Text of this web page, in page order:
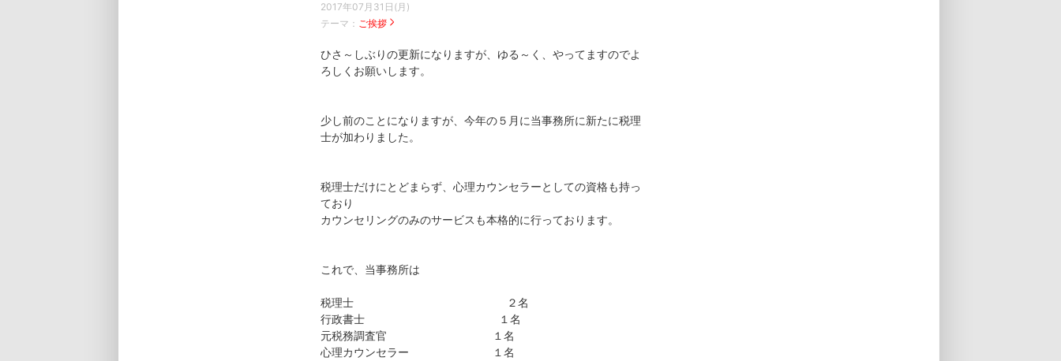
2017年07月31日(月)
テーマ： ご挨拶
ひさ～しぶりの更新になりますが、ゆる～く、やってますのでよ
ろしくお願いします。
少し前のことになりますが、今年の５月に当事務所に新たに税理
士が加わりました。
税理士だけにとどまらず、心理カウンセラーとしての資格も持っ
ており
カウンセリングのみのサービスも本格的に行っております。
これで、当事務所は
税理士 ２名
行政書士 １名
元税務調査官 １名
心理カウンセラー １名